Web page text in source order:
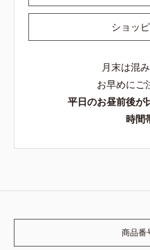
ショッ
月末は混
お早めにご
平日のお昼前後が
時間
商品番